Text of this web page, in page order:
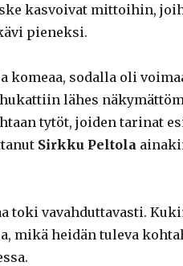
kasvoivat mittoihin,
pieneksi.
komeaa, sodalla oli
lähes
tytöt, joiden tarinat
Sirkku Peltola
toki vavahduttavasti.
mikä heidän tuleva